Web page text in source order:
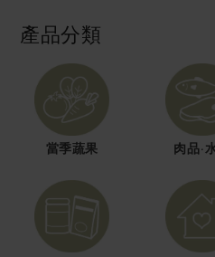
防災用品
最新產品
優惠專區
素食專區
樂齡友善
年菜食譜
養身食補
節慶大餐
傳到心坎裡，誠心又澎派
綠主張月刊
典藏閱覽室
最新消息
媒體報導
下載專區
社務會議
活動報下載
產品分類
當季蔬果 肉品·